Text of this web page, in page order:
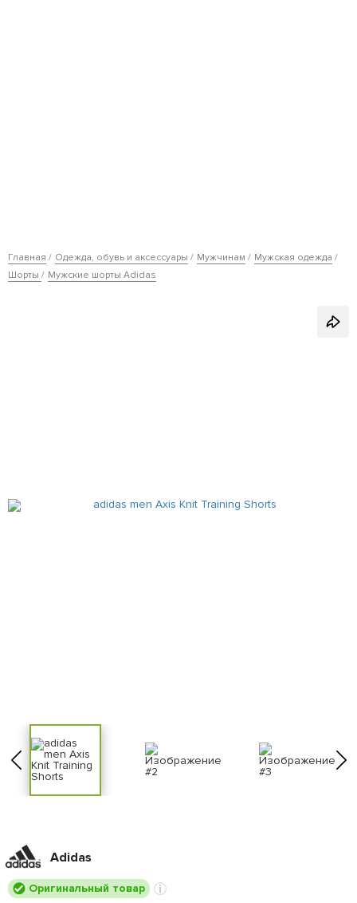
Главная Одежда, обувь и аксессуары Мужчинам
Мужская одежда
Шорты
Мужские шорты Adidas
Adidas
Оригинальный товар